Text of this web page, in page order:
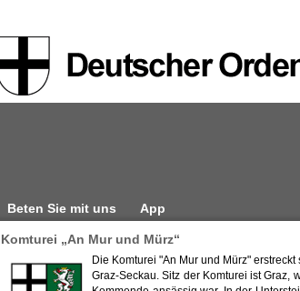
Beten Sie mit uns App
Komturei „An Mur und Mürz“
Die Komturei "An Mur und Mürz"
Graz-Seckau. Sitz der Komturei ist Graz,